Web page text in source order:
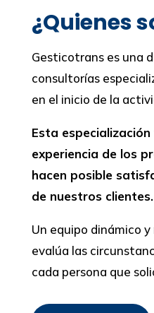
¿Quienes
Gesticotrans es una
consultorías
en el inicio de la
Esta
experiencia de los
hacen posible
de nuestros clientes.
Un equipo dinámico
evalúa las
cada persona que